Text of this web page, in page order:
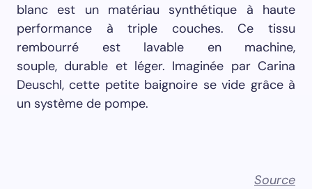
blanc est un matériau synthétique à haute
performance à triple couches. Ce tissu
rembourré est lavable en machine,
souple, durable et léger. Imaginée par Carina
Deuschl, cette petite baignoire se vide grâce à
un système de pompe.
Source